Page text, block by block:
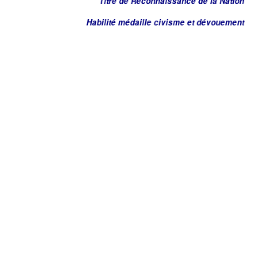
Habilité médaille civisme et dévouement